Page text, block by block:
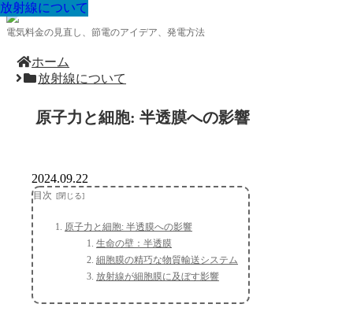
電気料金の見直し、節電のアイデア、発電方法
ホーム
放射線について
原子力と細胞: 半透膜への影響
放射線について
2024.09.22
目次
原子力と細胞: 半透膜への影響
生命の壁：半透膜
細胞膜の精巧な物質輸送システム
放射線が細胞膜に及ぼす影響
放射線について
放射線について
放射線について
放射線について
放射線について
放射線について
放射線について
放射線について